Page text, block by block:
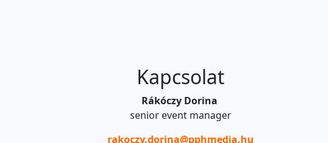
Kapcsolat
Rákóczy Dorina
senior event manager
rakoczy.dorina@pphmedia.hu